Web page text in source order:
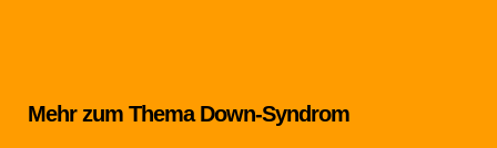
Mehr zum Thema Down-Syndrom